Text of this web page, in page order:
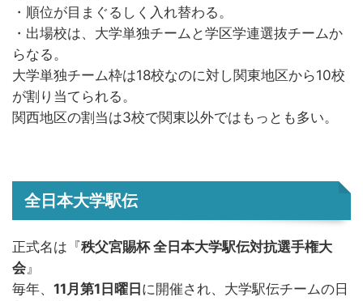
・順位が目まぐるしく入れ替わる。
・出場校は、大学単独チームと学区学連選抜チームか
らなる。
大学単独チーム枠は18校なのに対し関東地区から10校
が割り当てられる。
関西地区の割当は3校で関東以外ではもっとも多い。
全日本大学駅伝
正式名は『秩父宮賜杯 全日本大学駅伝対抗選手権大
会』
毎年、 11月第1日曜日 に開催され、大学駅伝チームの日